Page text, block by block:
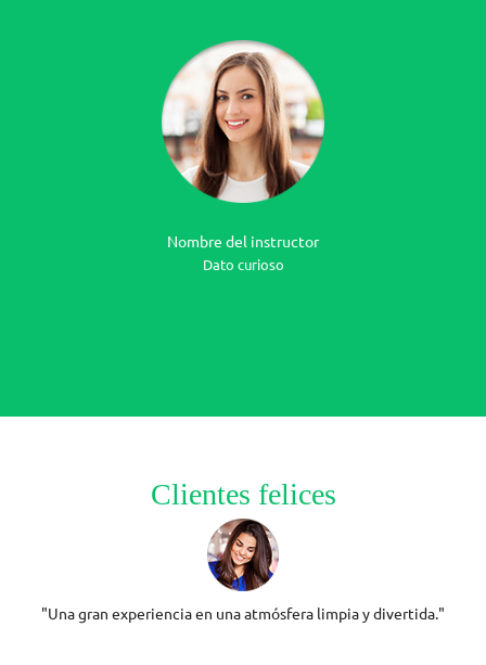
Nombre del instructor
Dato curioso
Clientes felices
"Una gran experiencia en una atmósfera limpia y divertida."